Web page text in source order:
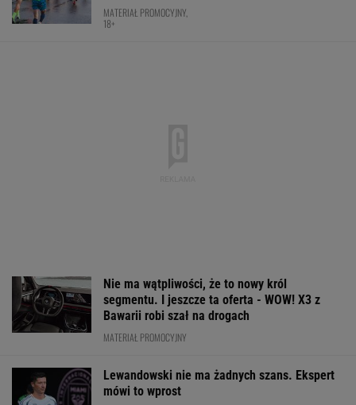
MATERIAŁ PROMOCYJNY,
18+
Nie ma wątpliwości, że to nowy król
segmentu. I jeszcze ta oferta - WOW! X3 z
Bawarii robi szał na drogach
MATERIAŁ PROMOCYJNY
Lewandowski nie ma żadnych szans. Ekspert
mówi to wprost